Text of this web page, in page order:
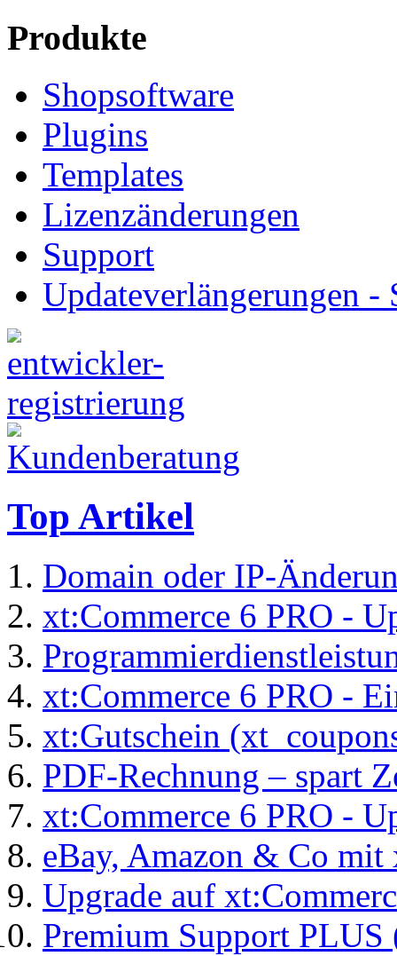
Produkte
Shopsoftware
Plugins
Templates
Lizenzänderungen
Support
Updateverlängerungen -
Top Artikel
Domain oder IP-
xt:Commerce 6 PRO -
xt:Commerce 6 PRO -
xt:Gutschein
PDF-Rechnung – spart
xt:Commerce 6 PRO -
eBay, Amazon & Co
Upgrade auf
Premium Support